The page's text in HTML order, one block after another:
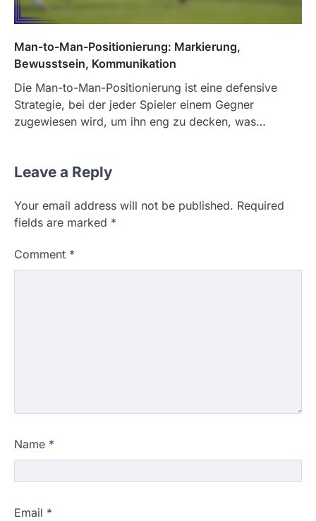
Man-to-Man-Positionierung: Markierung,
Bewusstsein, Kommunikation
Die Man-to-Man-Positionierung ist eine defensive
Strategie, bei der jeder Spieler einem Gegner
zugewiesen wird, um ihn eng zu decken, was…
Leave a Reply
Your email address will not be published. Required
fields are marked *
Comment *
Name *
Email *